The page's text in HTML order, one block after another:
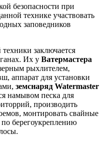
безопасности при
технике участвовать
заповедников
заключается
Их у Ватермастера
рыхлителем,
аппарат для установки
земснаряд Watermaster
намывом песка для
производить
монтировать свайные
берегоукреплению